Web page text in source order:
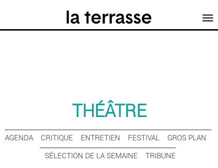
THÉÂTRE
AGENDA CRITIQUE ENTRETIEN FESTIVAL
GROS PLAN
SÉLECTION DE LA SEMAINE
TRIBUNE